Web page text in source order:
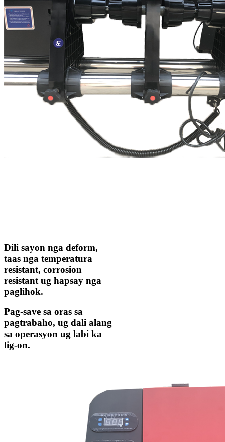
Dili sayon ​​nga deform,
taas nga temperatura
resistant, corrosion
resistant ug hapsay nga
paglihok.
Pag-save sa oras sa
pagtrabaho, ug dali alang
sa operasyon ug labi ka
lig-on.